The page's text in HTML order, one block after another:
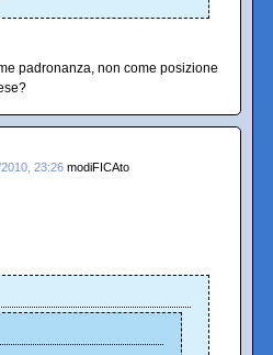
padronanza, non come posizione
23:26 modiFICAto